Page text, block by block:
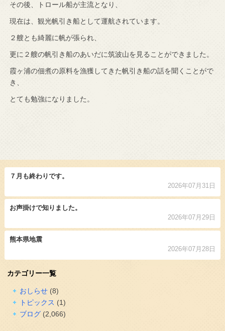
その後、トロール船が主流となり、
現在は、観光帆引き船として運航されています。
２艘とも綺麗に帆が張られ、
更に２艘の帆引き船のあいだに筑波山を見ることができました。
霞ヶ浦の佃煮の原料を漁獲してきた帆引き船の話を聞くことがで
き、
とても勉強になりました。
７月も終わりです。
2026年07月31日
お声掛けで知りました。
2026年07月29日
熊本県地震
2026年07月28日
カテゴリー一覧
おしらせ(8)
トピックス (1)
ブログ(2,066)